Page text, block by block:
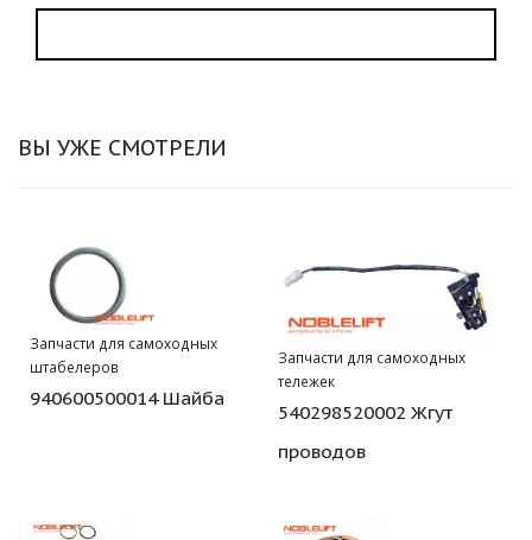
ВЫ УЖЕ СМОТРЕЛИ
Запчасти для самоходных
штабелеров
940600500014 Шайба
Запчасти для самоходных
тележек
540298520002 Жгут
проводов